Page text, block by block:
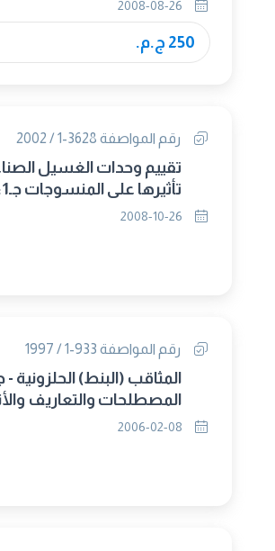
250 ج.م.
رقم المواصفة 3628-1 / 2002
تقييم وحدات الغسيل
الغسيل .
رقم المواصفة 933-1 / 1997
المصطلحات والتعاريف